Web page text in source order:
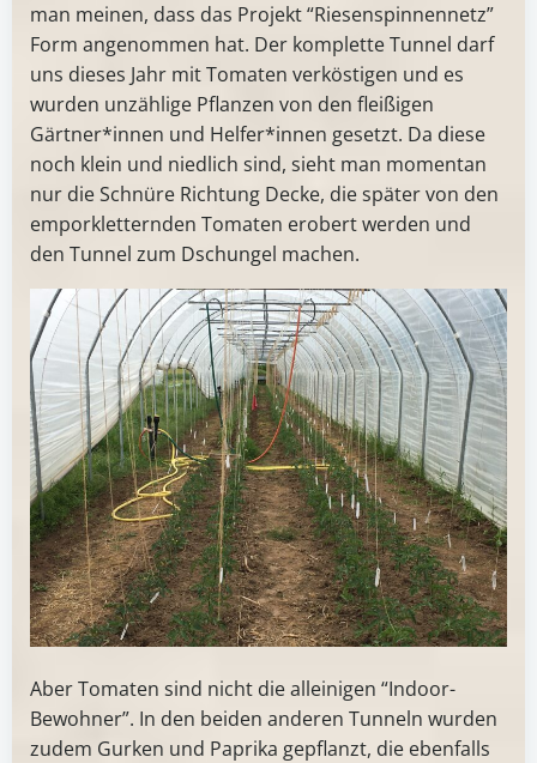
man meinen, dass das Projekt “Riesenspinnennetz”
Form angenommen hat. Der komplette Tunnel darf
uns dieses Jahr mit Tomaten verköstigen und es
wurden unzählige Pflanzen von den fleißigen
Gärtner*innen und Helfer*innen gesetzt. Da diese
noch klein und niedlich sind, sieht man momentan
nur die Schnüre Richtung Decke, die später von den
emporkletternden Tomaten erobert werden und
den Tunnel zum Dschungel machen.
Aber Tomaten sind nicht die alleinigen “Indoor-
Bewohner”. In den beiden anderen Tunneln wurden
zudem Gurken und Paprika gepflanzt, die ebenfalls